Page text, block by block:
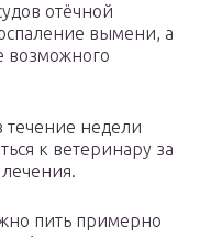
отёчной
вымени, а
возможного
течение недели
к ветеринару за
пить примерно